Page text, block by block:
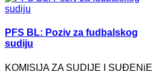
PFS BL: Poziv za fudbalskog
sudiju
KOMISIJA ZA SUDIJE I SUĐENjE